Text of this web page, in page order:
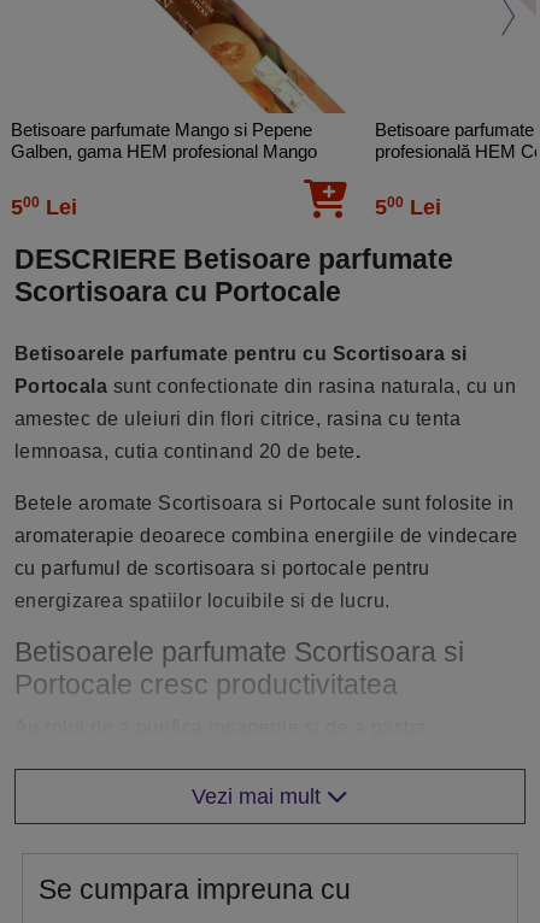
Betisoare parfumate Mango si Pepene
Galben, gama HEM profesional Mango
buc
500 Lei
Betisoare parfumate
profesională HEM
500 Lei
DESCRIERE Betisoare parfumate
Scortisoara cu Portocale
Betisoarele parfumate pentru cu Scortisoara si
Portocala sunt confectionate din rasina naturala, cu un
amestec de uleiuri din flori citrice, rasina cu tenta
lemnoasa, cutia continand 20 de bete.
Betele aromate Scortisoara si Portocale sunt folosite in
aromaterapie deoarece combina energiile de vindecare
cu parfumul de scortisoara si portocale pentru
energizarea spatiilor locuibile si de lucru.
Betisoarele parfumate Scortisoara si
Portocale cresc productivitatea
neplacute si pastreaza o atmosfera placuta si relaxanta.
Vezi mai mult
Se cumpara impreuna cu